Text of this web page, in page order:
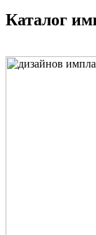
Каталог